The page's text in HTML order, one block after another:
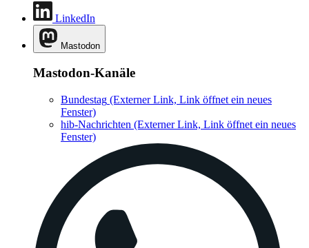
LinkedIn
Mastodon
Mastodon-Kanäle
Bundestag (Externer Link, Link öffnet ein neues
Fenster)
hib-Nachrichten (Externer Link, Link öffnet ein neues
Fenster)